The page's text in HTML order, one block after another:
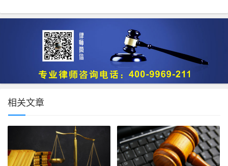
相关文章